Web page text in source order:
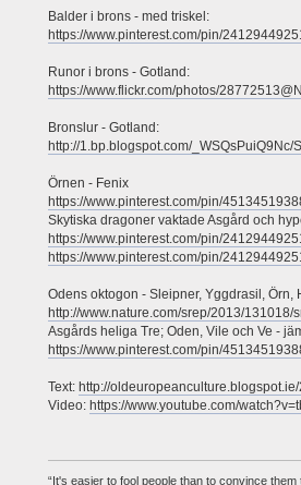
Balder i brons - med triskel:
https://www.pinterest.com/pin/
Runor i brons - Gotland:
https://www.flickr.com/photos/
Bronslur - Gotland:
http://1.bp.blogspot.com/
Örnen - Fenix
https://www.pinterest.com/pin/
Skytiska dragoner vaktade Asgård och
https://www.pinterest.com/pin/
https://www.pinterest.com/pin/
Odens oktogon - Sleipner, Yggdrasil, Örn,
http://www.nature.com/srep/2013/
Asgårds heliga Tre; Oden, Vile och Ve -
https://www.pinterest.com/pin/
Text: http://
Video: https://www.youtube.com/
“It's easier to fool people than to convince them